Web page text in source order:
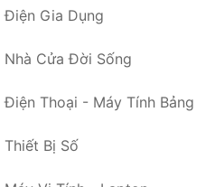
Điện Gia Dụng
Nhà Cửa Đời Sống
Điện Thoại - Máy Tính Bảng
Thiết Bị Số